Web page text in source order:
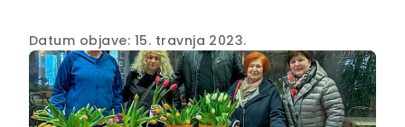
Datum objave: 15. travnja 2023.